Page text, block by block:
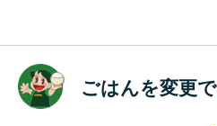
ごはんを変更